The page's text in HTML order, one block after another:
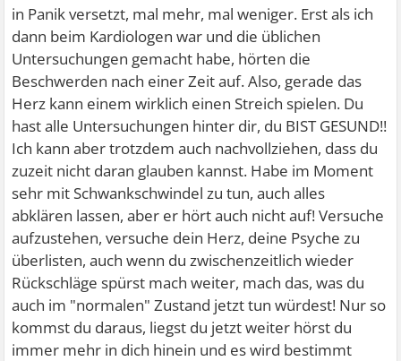
in Panik versetzt, mal mehr, mal weniger. Erst als ich
dann beim Kardiologen war und die üblichen
Untersuchungen gemacht habe, hörten die
Beschwerden nach einer Zeit auf. Also, gerade das
Herz kann einem wirklich einen Streich spielen. Du
hast alle Untersuchungen hinter dir, du BIST GESUND!!
Ich kann aber trotzdem auch nachvollziehen, dass du
zuzeit nicht daran glauben kannst. Habe im Moment
sehr mit Schwankschwindel zu tun, auch alles
abklären lassen, aber er hört auch nicht auf! Versuche
aufzustehen, versuche dein Herz, deine Psyche zu
überlisten, auch wenn du zwischenzeitlich wieder
Rückschläge spürst mach weiter, mach das, was du
auch im "normalen" Zustand jetzt tun würdest! Nur so
kommst du daraus, liegst du jetzt weiter hörst du
immer mehr in dich hinein und es wird bestimmt